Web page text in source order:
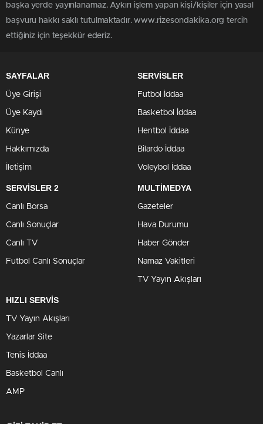
başka yerde yayınlanamaz. Aykırı işlem yapan kişi/kişiler için yasal
başvuru hakkı saklı tutulmaktadır. www.rizesondakika.org tercih
ettiğiniz için teşekkür ederiz.
SAYFALAR
Üye Girişi
Üye Kaydı
Künye
Hakkımızda
İletişim
SERVİSLER
Futbol İddaa
Basketbol İddaa
Hentbol İddaa
Bilardo İddaa
Voleybol İddaa
SERVİSLER 2
Canlı Borsa
Canlı Sonuçlar
Canlı TV
Futbol Canlı Sonuçlar
MULTİMEDYA
Gazeteler
Hava Durumu
Haber Gönder
Namaz Vakitleri
TV Yayın Akışları
HIZLI SERVİS
TV Yayın Akışları
Yazarlar Site
Tenis İddaa
Basketbol Canlı
AMP